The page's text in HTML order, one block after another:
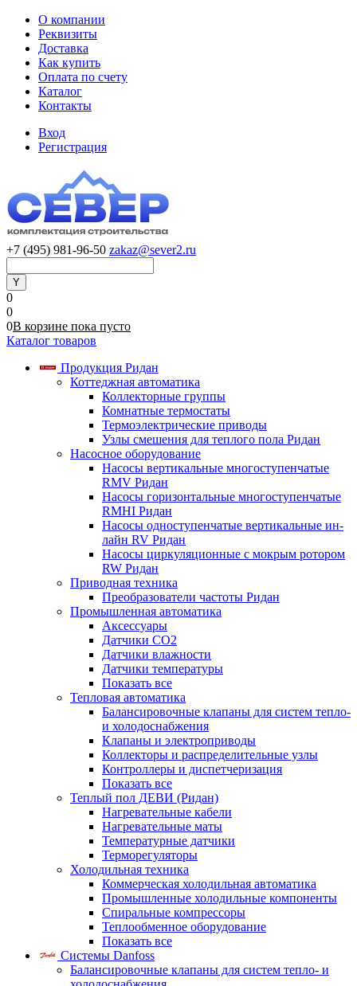
О компании
Реквизиты
Доставка
Как купить
Оплата по счету
Каталог
Контакты
Вход
Регистрация
+7 (495) 981-96-50 zakaz@sever2.ru
0
0
0В корзине пока пусто
Каталог товаров
Продукция Ридан
Коттеджная автоматика
Коллекторные группы
Комнатные термостаты
Термоэлектрические приводы
Узлы смешения для теплого пола Ридан
Насосное оборудование
Насосы вертикальные многоступенчатые
RMV Ридан
Насосы горизонтальные многоступенчатые
RMHI Ридан
Насосы одноступенчатые вертикальные ин-
лайн RV Ридан
Насосы циркуляционные с мокрым ротором
RW Ридан
Приводная техника
Преобразователи частоты Ридан
Промышленная автоматика
Аксессуары
Датчики CO2
Датчики влажности
Датчики температуры
Показать все
Тепловая автоматика
Балансировочные клапаны для систем тепло-
и холодоснабжения
Клапаны и электроприводы
Коллекторы и распределительные узлы
Контроллеры и диспетчеризация
Показать все
Теплый пол ДЕВИ (Ридан)
Нагревательные кабели
Нагревательные маты
Температурные датчики
Терморегуляторы
Холодильная техника
Коммерческая холодильная автоматика
Промышленные холодильные компоненты
Спиральные компрессоры
Теплообменное оборудование
Показать все
Системы Danfoss
Балансировочные клапаны для систем тепло- и